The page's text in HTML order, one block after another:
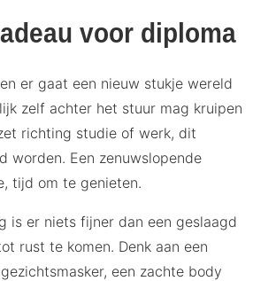
voor diploma
er gaat een nieuw stukje wereld
zelf achter het stuur mag kruipen
richting studie of werk, dit
worden. Een zenuwslopende
tijd om te genieten.
is er niets fijner dan een geslaagd
rust te komen. Denk aan een
een zachte body